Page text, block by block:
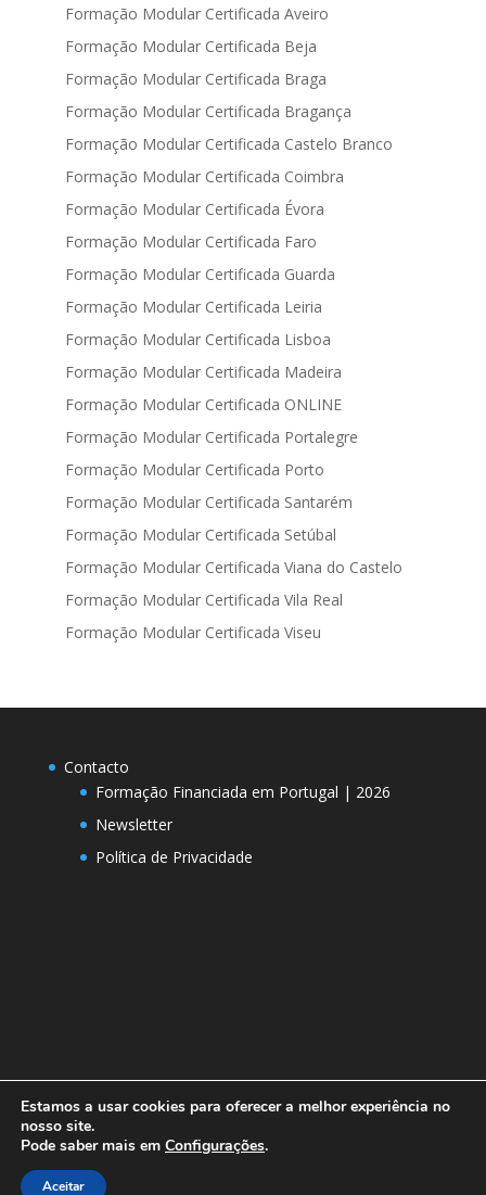
Formação Modular Certificada Aveiro
Formação Modular Certificada Beja
Formação Modular Certificada Braga
Formação Modular Certificada Bragança
Formação Modular Certificada Castelo Branco
Formação Modular Certificada Coimbra
Formação Modular Certificada Évora
Formação Modular Certificada Faro
Formação Modular Certificada Guarda
Formação Modular Certificada Leiria
Formação Modular Certificada Lisboa
Formação Modular Certificada Madeira
Formação Modular Certificada ONLINE
Formação Modular Certificada Portalegre
Formação Modular Certificada Porto
Formação Modular Certificada Santarém
Formação Modular Certificada Setúbal
Formação Modular Certificada Viana do Castelo
Formação Modular Certificada Vila Real
Formação Modular Certificada Viseu
Contacto
Formação Financiada em Portugal | 2026
Newsletter
Política de Privacidade
Designed by
Estamos a usar cookies para oferecer a melhor experiência no
nosso site.
Pode saber mais em Configurações.
Aceitar